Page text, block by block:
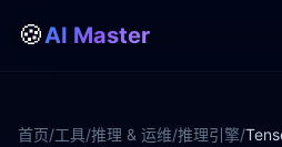
🍪AI Master
首页/工具/推理 & 运维/推理引擎/